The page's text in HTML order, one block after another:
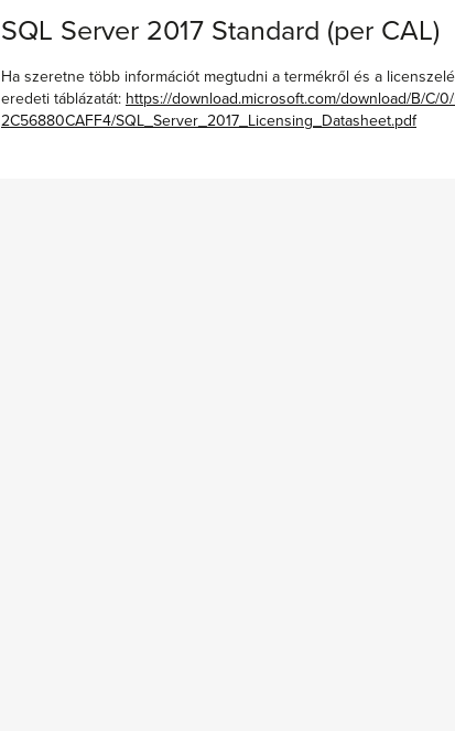
SQL Server 2017 Standard (per CAL)
Ha szeretne több információt megtudni a termékről és a
eredeti táblázatát: https://download.microsoft.com/download/B/C/
2C56880CAFF4/SQL_Server_2017_Licensing_Datasheet.pdf